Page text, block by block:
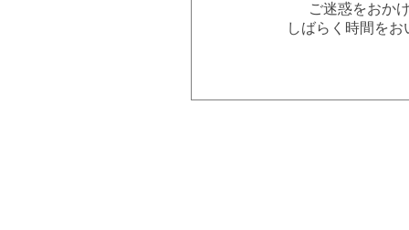
ご迷惑をおか
しばらく時間を